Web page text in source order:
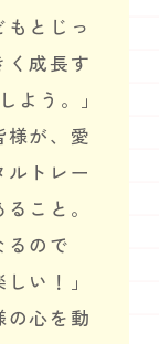
とじっ
く成長す
よう。」
様が、愛
トレー
こと。
るので
い！」
の心を動